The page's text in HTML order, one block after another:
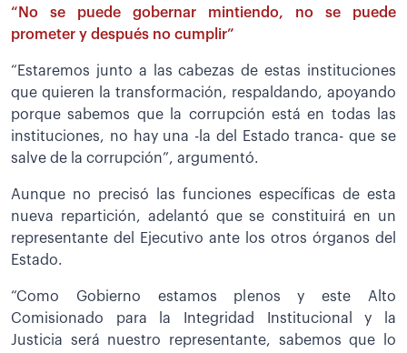
“No se puede gobernar mintiendo, no se puede
prometer y después no cumplir”
“Estaremos junto a las cabezas de estas instituciones
que quieren la transformación, respaldando, apoyando
porque sabemos que la corrupción está en todas las
instituciones, no hay una -la del Estado tranca- que se
salve de la corrupción”, argumentó.
Aunque no precisó las funciones específicas de esta
nueva repartición, adelantó que se constituirá en un
representante del Ejecutivo ante los otros órganos del
Estado.
“Como Gobierno estamos plenos y este Alto
Comisionado para la Integridad Institucional y la
Justicia será nuestro representante, sabemos que lo